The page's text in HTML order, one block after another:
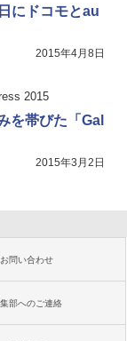
にドコモとau
2015年4月8日
2015
を帯びた「Gal
2015年3月2日
お問い合わせ
部へのご連絡